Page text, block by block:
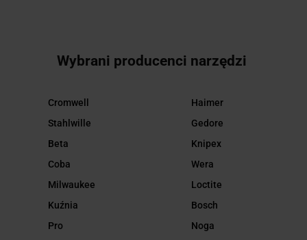
Wybrani producenci narzędzi
Cromwell
Stahlwille
Beta
Coba
Milwaukee
Kuźnia
Pro
Haimer
Gedore
Knipex
Wera
Loctite
Bosch
Noga